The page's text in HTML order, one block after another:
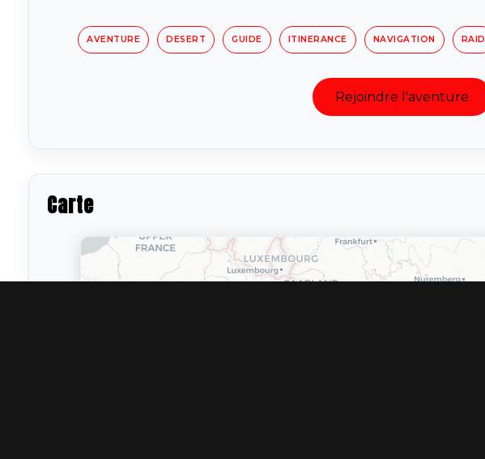
AVENTURE DESERT GUIDE ITINERANCE NAVIGATION RAID
Rejoindre l'aventure
Carte